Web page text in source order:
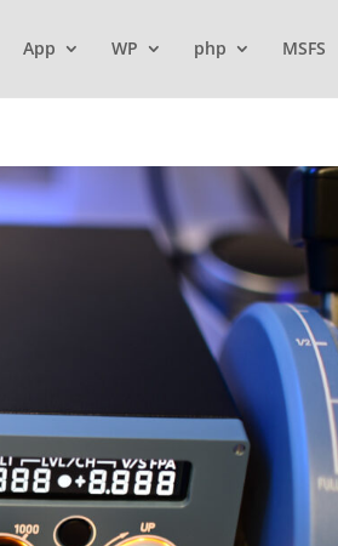
App WP php MSFS